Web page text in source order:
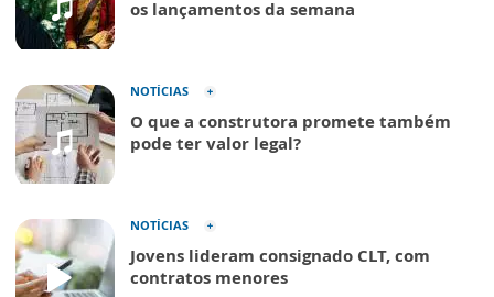
os lançamentos da semana
NOTÍCIAS
O que a construtora promete também
pode ter valor legal?
NOTÍCIAS
Jovens lideram consignado CLT, com
contratos menores